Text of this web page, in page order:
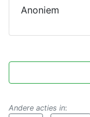
Anoniem
Andere acties in: